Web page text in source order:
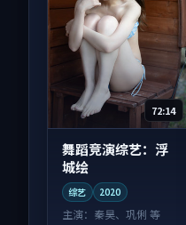
72:14
舞蹈竞演综艺：浮
城绘
综艺 2020
主演： 秦昊、巩俐 等